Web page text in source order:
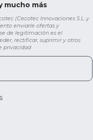
mucho más
(Cecotec Innovaciones S.L. y
enviarle ofertas y
de legitimación es el
rectificar, suprimir y otros
privacidad